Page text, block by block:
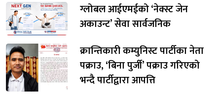
ग्लोबल आईएमईको ‘नेक्स्ट जेन
अकाउन्ट’ सेवा सार्वजनिक
क्रान्तिकारी कम्युनिस्ट पार्टीका नेता
पक्राउ, ‘बिना पुर्जी’ पक्राउ गरिएको
भन्दै पार्टीद्वारा आपत्ति